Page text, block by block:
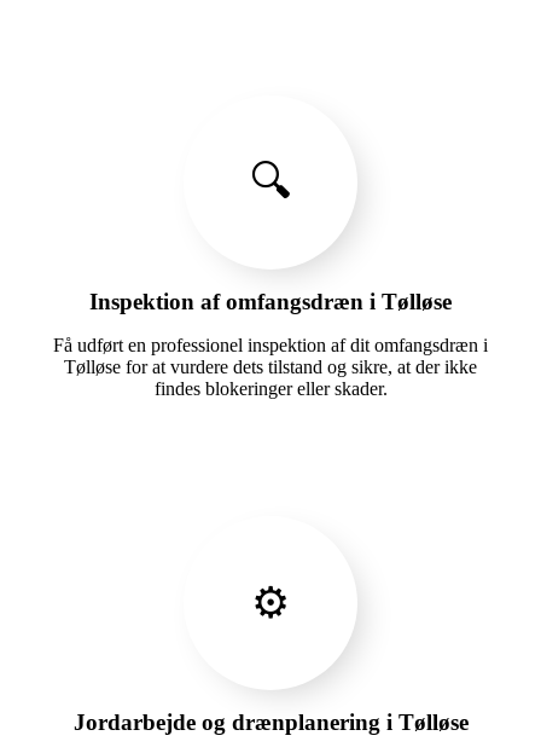
🔍
Inspektion af omfangsdræn i Tølløse
Få udført en professionel inspektion af dit omfangsdræn i
Tølløse for at vurdere dets tilstand og sikre, at der ikke
findes blokeringer eller skader.
⚙️
Jordarbejde og drænplanering i Tølløse